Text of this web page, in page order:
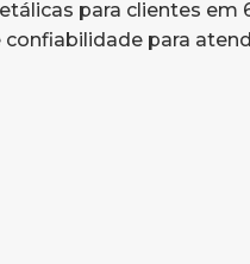
para clientes em
para